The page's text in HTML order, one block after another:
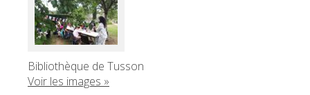
Bibliothèque de Tusson
Voir les images »